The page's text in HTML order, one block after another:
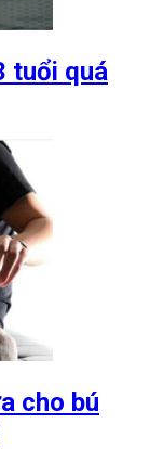
tuổi quá
cho bú